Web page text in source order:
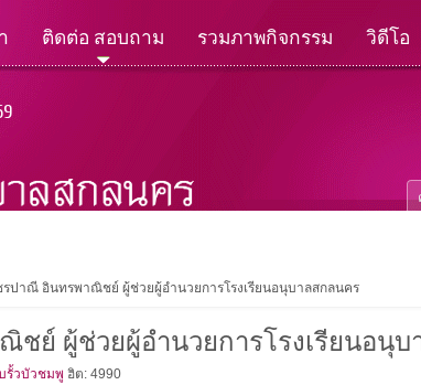
ติดต่อ สอบถาม รวมภาพกิจกรรม วิดีโอ
รปาณี อินทรพาณิชย์ ผู้ช่วยผู้อำนวยการโรงเรียนอนุบาลสกลนคร
ชย์ ผู้ช่วยผู้อำนวยการโรงเรียนอนุ
รั้วบัวชมพู ฮิต: 4990